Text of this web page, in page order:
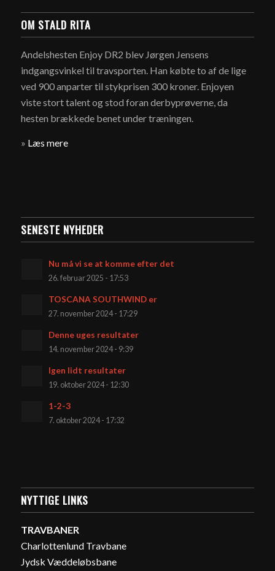
OM STALD RITA
Andelshesten Enjoy DR2 blev Jørgen Jensens
indgangsvinkel til travsporten. Han købte to af de lige
ved 900 anparter til stykprisen 300 kroner. Enjoyen
viste stort talent og stod foran derbyprøverne, da
hesten brækkede benet under træningen.
» Læs mere
SENESTE NYHEDER
Nu må vi se at komme efter det
26. februar 2025 - 17:53
TOSCANA SOUTHWIND er
27. november 2024 - 17:29
Denne uges resultater
14. november 2024 - 9:39
Igen lidt resultater
19. oktober 2024 - 12:30
1-2-3
7. oktober 2024 - 17:32
NYTTIGE LINKS
TRAVBANER
Charlottenlund Travbane
Jydsk Væddeløbsbane